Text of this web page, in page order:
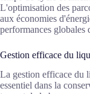
L'optimisation des
aux économies
performances globales
Gestion efficace du
La gestion efficace du
essentiel dans la